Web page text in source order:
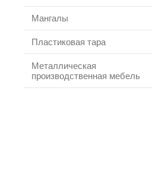
Мангалы
Пластиковая тара
Металлическая
производственная мебель